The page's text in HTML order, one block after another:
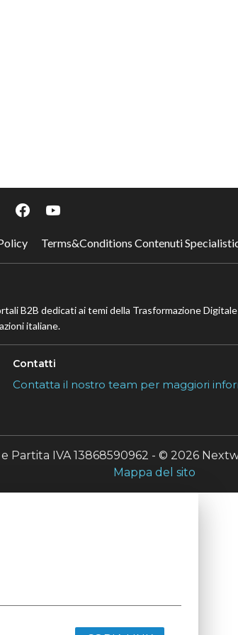
Terms&Conditions Contenuti
B2B dedicati ai temi della Trasformazione
italiane.
Contatti
Contatta il nostro team per maggiori
Partita IVA 13868590962 - © 2026
Mappa del sito